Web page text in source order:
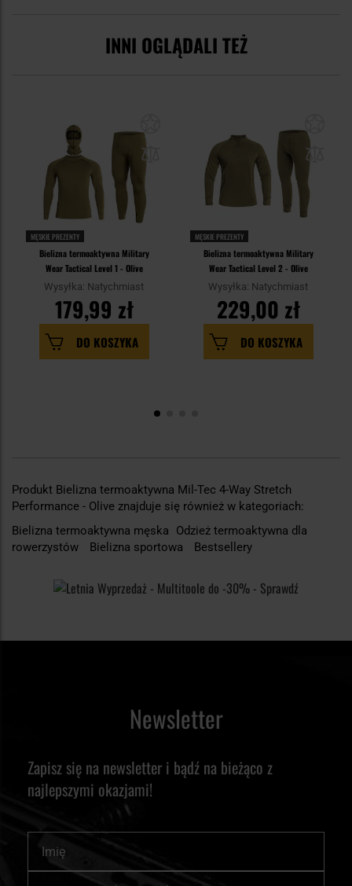
INNI OGLĄDALI TEŻ
MĘSKIE PREZENTY
Bielizna termoaktywna Military
Wear Tactical Level 1 - Olive
Wysyłka: Natychmiast
179,99 zł
DO KOSZYKA
MĘSKIE PREZENTY
Bielizna termoaktywna Military
Wear Tactical Level 2 - Olive
Wysyłka: Natychmiast
229,00 zł
DO KOSZYKA
Produkt Bielizna termoaktywna Mil-Tec 4-Way Stretch
Performance - Olive znajduje się również w kategoriach:
Bielizna termoaktywna męska
Odzież termoaktywna dla
rowerzystów
Bielizna sportowa Bestsellery
Newsletter
Zapisz się na newsletter i bądź na bieżąco z
najlepszymi okazjami!